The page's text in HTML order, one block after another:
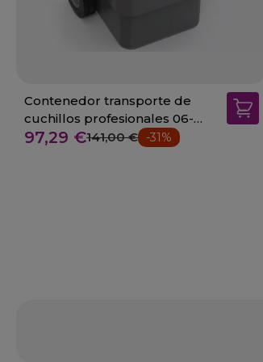
Contenedor transporte de
cuchillos profesionales 06-
041060
97,29 €141,00 € -31%